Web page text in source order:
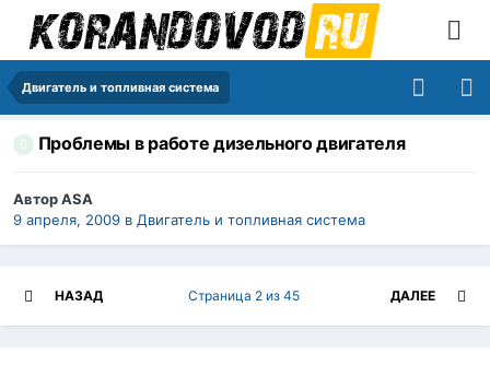
Двигатель и топливная система
Проблемы в работе дизельного двигателя
АвторASA
9 апреля, 2009 в Двигатель и топливная система
НАЗАД ДАЛЕЕ
Страница 2 из 45